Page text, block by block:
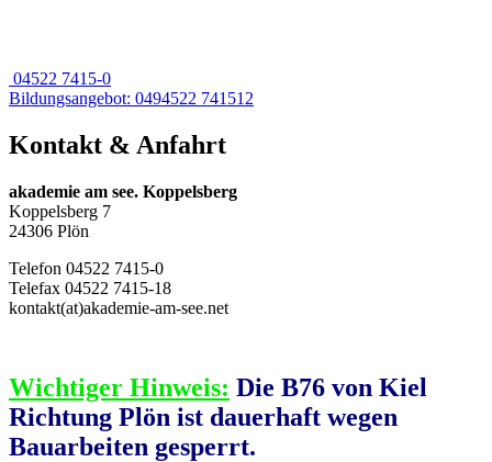
04522 7415-0
Bildungsangebot: 0494522 741512
Kontakt & Anfahrt
akademie am see. Koppelsberg
Koppelsberg 7
24306 Plön
Telefon 04522 7415-0
Telefax 04522 7415-18
kontakt(at)akademie-am-see.net
Wichtiger Hinweis: Die B76 von Kiel
Richtung Plön ist dauerhaft wegen
Bauarbeiten gesperrt.